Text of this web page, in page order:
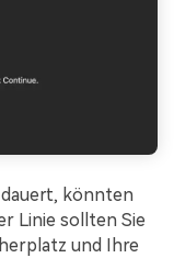
könnten
Linie sollten Sie
und Ihre